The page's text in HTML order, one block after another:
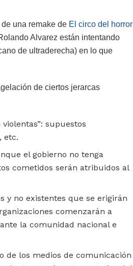
una remake de El circo del horror
Alvarez están intentando
de ultraderecha) en lo que
de ciertos jerarcas
supuestos
etc.
el gobierno no tenga
cometidos serán atribuidos al
y no existentes que se erigirán
comenzarán a
la comunidad nacional e
de los medios de comunicación